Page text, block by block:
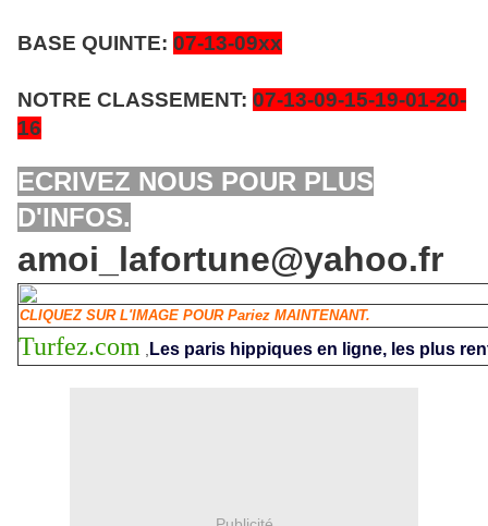
BASE QUINTE: 07-13-09xx
NOTRE CLASSEMENT: 07-13-09-15-19-01-20-
16
ECRIVEZ NOUS POUR PLUS
D'INFOS.
amoi_lafortune@yahoo.fr
CLIQUEZ SUR L'IMAGE POUR Pariez MAINTENANT.
Turfez.com Les paris hippiques en ligne, les plus